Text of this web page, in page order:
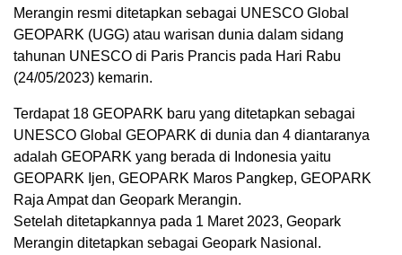
Merangin resmi ditetapkan sebagai UNESCO Global
GEOPARK (UGG) atau warisan dunia dalam sidang
tahunan UNESCO di Paris Prancis pada Hari Rabu
(24/05/2023) kemarin.
Terdapat 18 GEOPARK baru yang ditetapkan sebagai
UNESCO Global GEOPARK di dunia dan 4 diantaranya
adalah GEOPARK yang berada di Indonesia yaitu
GEOPARK Ijen, GEOPARK Maros Pangkep, GEOPARK
Raja Ampat dan Geopark Merangin.
Setelah ditetapkannya pada 1 Maret 2023, Geopark
Merangin ditetapkan sebagai Geopark Nasional.